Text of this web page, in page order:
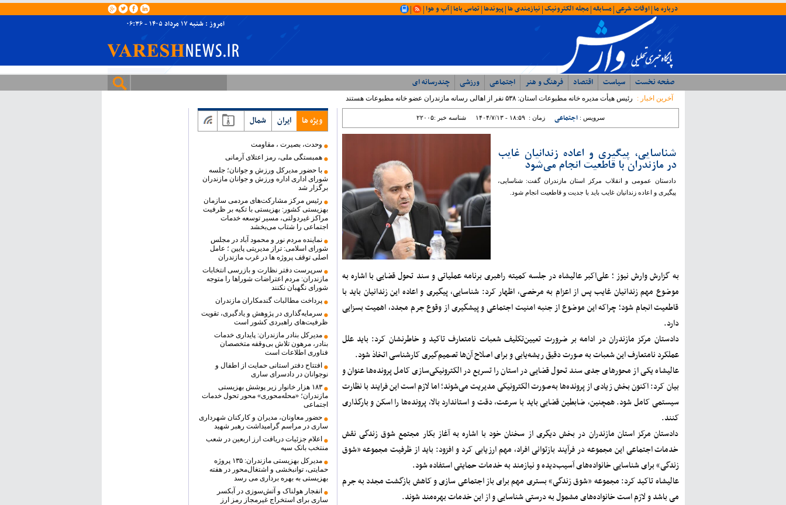
درباره ما| اوقات شرعی| مسابقه| مجله الکترونیک| نیازمندی ها| پیوندها| تماس باما| آب و هوا|
|
امروز : شنبه ۱۷ مرداد ۱۴۰۵ - ۰۶:۳۶
صفحه نخست سیاست اقتصاد فرهنگ و هنر اجتماعی ورزشی چندرسانه ای
آخرین اخبار : رئیس هیأت مدیره خانه مطبوعات استان: ۵۳۸ نفر از اهالی رسانه مازندران عضو خانه مطبوعات هستند
سرویس :اجتماعی زمان : ۱۴۰۴/۷/۱۳ - ۱۸:۵۹ شناسه خبر :۲۲۰۰۵
شناسایی، پیگیری و اعاده زندانیان غایب
در مازندران با قاطعیت انجام می‌شود
دادستان عمومی و انقلاب مرکز استان مازندران گفت: شناسایی،
پیگیری و اعاده زندانیان غایب باید با جدیت و قاطعیت انجام شود.
به گزارش وارش نیوز ؛ علی‌اکبر عالیشاه در جلسه کمیته راهبری برنامه عملیاتی و سند تحول قضایی با اشاره به
موضوع مهم زندانیان غایب پس از اعزام به مرخصی، اظهار کرد: شناسایی، پیگیری و اعاده این زندانیان باید با
قاطعیت انجام شود؛ چراکه این موضوع از جنبه امنیت اجتماعی و پیشگیری از وقوع جرم مجدد، اهمیت بسزایی
دارد.
دادستان مرکز مازندران در ادامه بر ضرورت تعیین‌تکلیف شعبات نامتعارف تاکید و خاطرنشان کرد: باید علل
عملکرد نامتعارف این شعبات به ‌صورت دقیق ریشه‌یابی و برای اصلاح آن‌ها تصمیم‌گیری کارشناسی اتخاذ شود.
عالیشاه یکی از محورهای جدی سند تحول قضایی در استان را تسریع در الکترونیکی‌سازی کامل پرونده‌ها عنوان و
بیان کرد: اکنون بخش زیادی از پرونده‌ها به‌صورت الکترونیکی مدیریت می‌شوند؛ اما لازم است این فرایند با نظارت
سیستمی کامل شود. همچنین، ضابطین قضایی باید با سرعت، دقت و استاندارد بالا، پرونده‌ها را اسکن و بارگذاری
کنند.
دادستان مرکز استان مازندران در بخش دیگری از سخنان خود با اشاره به آغاز بکار مجتمع شوق زندگی نقش
خدمات اجتماعی این مجموعه در فرآیند بازتوانی افراد، مهم ارزیابی کرد و افزود: باید از ظرفیت مجموعه «شوق
زندگی» برای شناسایی خانواده‌های آسیب‌دیده و نیازمند به خدمات حمایتی استفاده شود.
عالیشاه تاکید کرد: مجموعه «شوق زندگی» بستری مهم برای باز اجتماعی سازی و کاهش بازگشت مجدد به جرم
می باشد و لازم است خانواده‌های مشمول به درستی شناسایی و از این خدمات بهره‌مند شوند.
ویژه ها ایران شمال
وحدت، بصیرت ، مقاومت
همبستگی ملی، رمز اعتلای آرمانی
با حضور مدیرکل ورزش و جوانان؛ جلسه
شورای اداری اداره ورزش و جوانان مازندران
برگزار شد
رئیس مرکز مشارکت‌های مردمی سازمان
بهزیستی کشور: بهزیستی با تکیه بر ظرفیت
مراکز غیردولتی، مسیر توسعه خدمات
اجتماعی را شتاب می‌بخشد
نماینده مردم نور و محمود آباد در مجلس
شورای اسلامی: تراز مدیریتی پایین ؛ عامل
اصلی توقف پروژه ها در غرب مازندران
سرپرست دفتر نظارت و بازرسی انتخابات
مازندران: مردم اعتراضات شوراها را متوجه
شورای نگهبان نکنند
پرداخت مطالبات گندمکاران مازندران
سرمایه‌گذاری در پژوهش و یادگیری، تقویت
ظرفیت‌های راهبردی کشور است
مدیرکل بنادر مازندران: پایداری خدمات
بنادر، مرهون تلاش بی‌وقفه متخصصان
فناوری اطلاعات است
افتتاح دفتر استانی حمایت از اطفال و
نوجوانان در دادسرای ساری
۱۸۳ هزار خانوار زیر پوشش بهزیستی
مازندران؛ «محله‌محوری» محور تحول خدمات
اجتماعی
حضور معاونان، مدیران و کارکنان شهرداری
ساری در مراسم گرامیداشت رهبر شهید
اعلام جزئیات دریافت ارز اربعین در شعب
منتخب بانک سپه
مدیرکل بهزیستی مازندران: ۱۳۵ پروژه
حمایتی، توانبخشی و اشتغال‌محور در هفته
بهزیستی به بهره برداری می رسد
انفجار هولناک و آتش‌سوزی در آبکسر
ساری برای استخراج غیرمجاز رمز ارز